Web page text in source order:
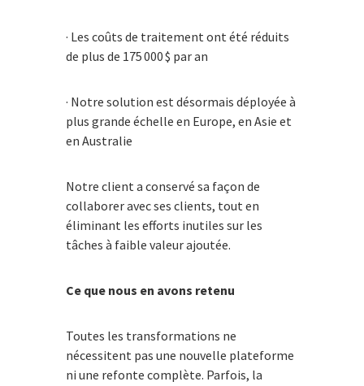
· Les coûts de traitement ont été réduits
de plus de 175 000 $ par an
· Notre solution est désormais déployée à
plus grande échelle en Europe, en Asie et
en Australie
Notre client a conservé sa façon de
collaborer avec ses clients, tout en
éliminant les efforts inutiles sur les
tâches à faible valeur ajoutée.
Ce que nous en avons retenu
Toutes les transformations ne
nécessitent pas une nouvelle plateforme
ni une refonte complète. Parfois, la